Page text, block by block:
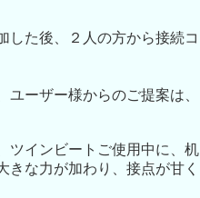
した後、２人の方から接続コ
ーザー様からのご提案は、
ツインビートご使用中に、机
な力が加わり、接点が甘く